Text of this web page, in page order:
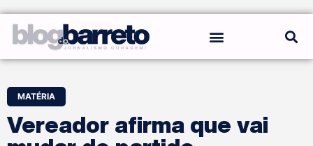
MATÉRIA
Vereador afirma que vai